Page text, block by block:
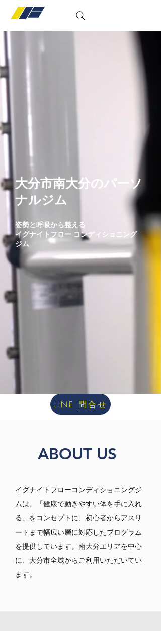
conditioning gym
大分市南大分のパーソ
ナルジム
姿勢と呼吸から整える
イグナイトフロー コンディショニング
ジム
LINE 問合せ
ABOUT US
イグナイトフローコンディショニングジ
ムは、「健康で動きやすい体を手に入れ
る」をコンセプトに、初心者からアスリ
ートまで幅広い層に対応したプログラム
を提供しています。南大分エリアを中心
に、大分市全域からご利用いただいてい
ます。